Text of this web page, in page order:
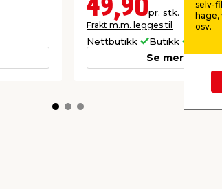
49,90pr. stk.
Frakt m.m. legges til
Nettbutikk Butikk
Se mer
selv-
osv.